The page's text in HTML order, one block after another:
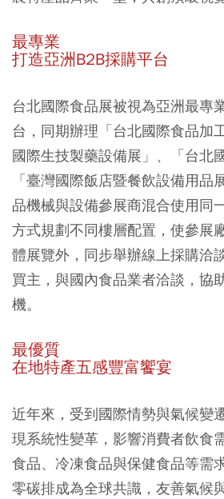
最專業
打造亞洲B2B採購平台
台北國際食品展被視為亞洲最專
台，同期辦理「台北國際食品加
國際生技製藥設備展」、「台北
「臺灣國際飯店暨餐飲設備用品
品機械與設備參展商混合使用同
方式規劃不同樓層配置，使參展
體展覽外，同步舉辦線上採購洽
買主，與國內食品業者洽談，協
機。
最優質
在地特產五感豐富饗宴
近年來，受到國際情勢與氣候變
現系統性變革，影響消費者飲食
食品、冷凍食品與保健食品等需
零碳排成為全球共識，友善氣候